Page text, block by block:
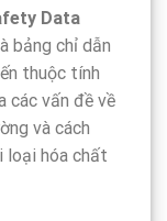
Data
bảng chỉ dẫn
thuộc tính
các vấn đề về
và cách
loại hóa chất